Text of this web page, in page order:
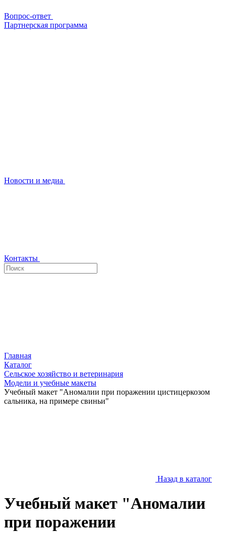
Вопрос-ответ
Партнерская программа
Новости и медиа
Контакты
Главная
Каталог
Сельское хозяйство и ветеринария
Модели и учебные макеты
Учебный макет "Аномалии при поражении цистицеркозом
сальника, на примере свиньи"
Назад в каталог
Учебный макет "Аномалии
при поражении